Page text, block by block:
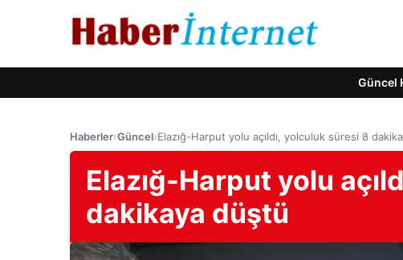
Güncel
Haberler›Güncel›Elazığ-Harput yolu açıldı, yolculuk süresi 8
Elazığ-Harput yolu
dakikaya düştü